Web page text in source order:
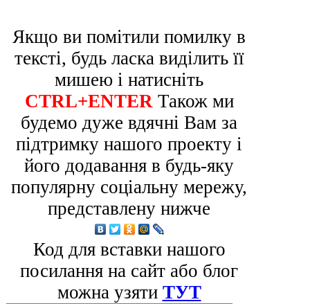
Якщо ви помітили помилку в
тексті, будь ласка виділить її
мишею і натисніть
CTRL+ENTER Також ми
будемо дуже вдячні Вам за
підтримку нашого проекту і
його додавання в будь-яку
популярну соціальну мережу,
представлену нижче
Код для вставки нашого
посилання на сайт або блог
можна узяти ТУТ